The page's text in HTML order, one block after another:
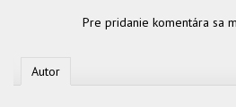
Pre pridanie komentára sa
Autor